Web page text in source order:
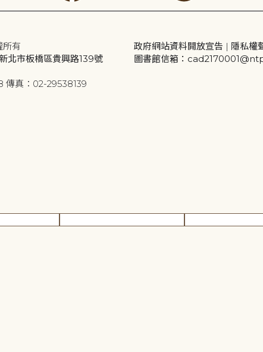
所有
北市板橋區貴興路139號
傳真：02-29538139
政府網站資料開放宣告 | 隱私權
圖書館信箱：